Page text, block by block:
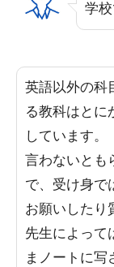
学
英語以外の科
る教科はとに
しています。
言わないとも
で、受け身で
お願いしたり
先生によって
まノートに写